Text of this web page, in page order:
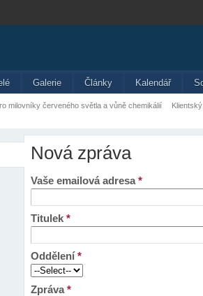
Galerie Články Kalendář
milovníky červeného světla a vůně chemikálií
Nová zpráva
Vaše emailová adresa*
Titulek *
Oddělení*
Zpráva*